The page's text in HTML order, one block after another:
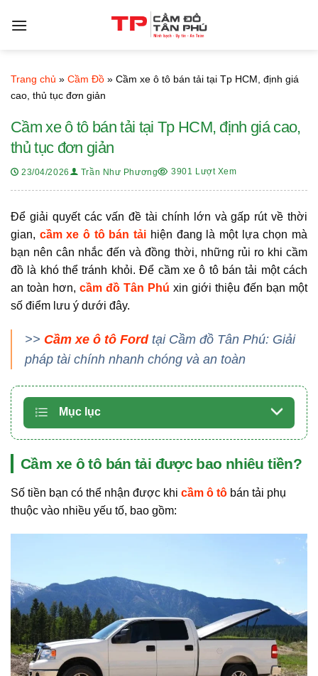
qua
Trang chủ » Cầm Đồ » Cầm xe ô tô bán tải tại Tp HCM, định giá
cao, thủ tục đơn giản
Cầm xe ô tô bán tải tại Tp HCM, định giá cao,
thủ tục đơn giản
23/04/2026 Trần Như Phương 3901 Lượt Xem
Để giải quyết các vấn đề tài chính lớn và gấp rút về thời
gian, cầm xe ô tô bán tải hiện đang là một lựa chọn mà
bạn nên cân nhắc đến và đồng thời, những rủi ro khi cầm
đồ là khó thể tránh khỏi. Để cầm xe ô tô bán tải một cách
an toàn hơn, cầm đồ Tân Phú xin giới thiệu đến bạn một
số điểm lưu ý dưới đây.
>> Cầm xe ô tô Fordtại Cầm đồ Tân Phú: Giải
pháp tài chính nhanh chóng và an toàn
Mục lục
Cầm xe ô tô bán tải được bao nhiêu tiền?
Số tiền bạn có thể nhận được khi cầm ô tô bán tải phụ
thuộc vào nhiều yếu tố, bao gồm: